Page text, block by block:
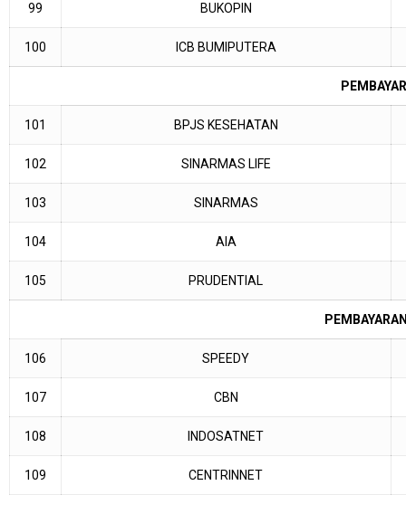
99 BUKOPIN
100 ICB BUMIPUTERA
101 BPJS KESEHATAN
102 SINARMAS LIFE
103 SINARMAS
104 AIA
105 PRUDENTIAL
106 SPEEDY
107 CBN
108 INDOSATNET
109 CENTRINNET